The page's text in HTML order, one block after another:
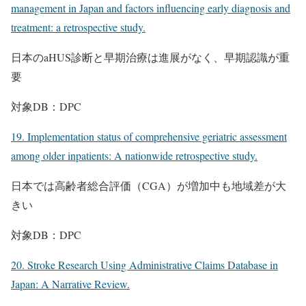
management in Japan and factors influencing early diagnosis and
treatment: a retrospective study.
日本のaHUS診断と早期治療は進展がなく、早期認識が重
要
対象DB：DPC
19. Implementation status of comprehensive geriatric assessment
among older inpatients: A nationwide retrospective study.
日本では高齢者総合評価（CGA）が増加中も地域差が大
きい
対象DB：DPC
20. Stroke Research Using Administrative Claims Database in
Japan: A Narrative Review.